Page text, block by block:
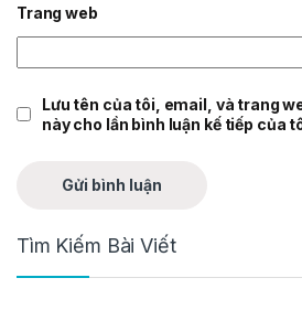
Trang web
Lưu tên của tôi, email, và trang
này cho lần bình luận kế tiếp của
Tìm Kiếm Bài Viết